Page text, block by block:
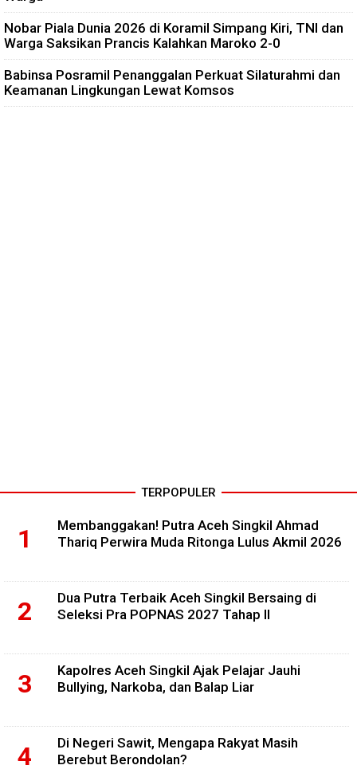
Nobar Piala Dunia 2026 di Koramil Simpang Kiri, TNI dan
Warga Saksikan Prancis Kalahkan Maroko 2-0
Babinsa Posramil Penanggalan Perkuat Silaturahmi dan
Keamanan Lingkungan Lewat Komsos
TERPOPULER
Membanggakan! Putra Aceh Singkil Ahmad
Thariq Perwira Muda Ritonga Lulus Akmil 2026
Dua Putra Terbaik Aceh Singkil Bersaing di
Seleksi Pra POPNAS 2027 Tahap II
Kapolres Aceh Singkil Ajak Pelajar Jauhi
Bullying, Narkoba, dan Balap Liar
Di Negeri Sawit, Mengapa Rakyat Masih
Berebut Berondolan?